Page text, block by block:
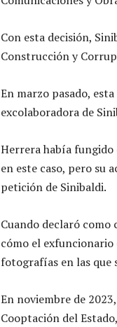
Con esta decisión,
Construcción y
En marzo pasado,
excolaboradora de
Herrera había fungido
en este caso, pero su
petición de Sinibaldi.
Cuando declaró
cómo el exfuncionario
fotografías en las que
En noviembre de
Cooptación del